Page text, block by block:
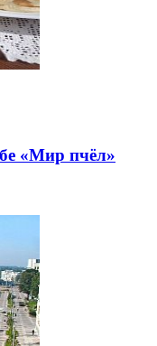
«Мир пчёл»